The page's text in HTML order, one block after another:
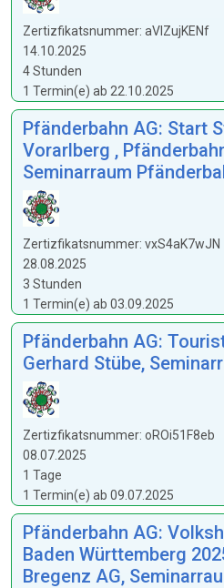
Zertizfikatsnummer: aVIZujKENf
14.10.2025
4 Stunden
1 Termin(e) ab 22.10.2025
Pfänderbahn AG: Start
Vorarlberg ,
Seminarraum
Zertizfikatsnummer: vxS4aK7wJN
28.08.2025
3 Stunden
1 Termin(e) ab 03.09.2025
Pfänderbahn AG:
Gerhard Stübe,
Zertizfikatsnummer: oROi51F8eb
08.07.2025
1 Tage
1 Termin(e) ab 09.07.2025
Pfänderbahn AG:
Baden Württemberg
Bregenz AG,